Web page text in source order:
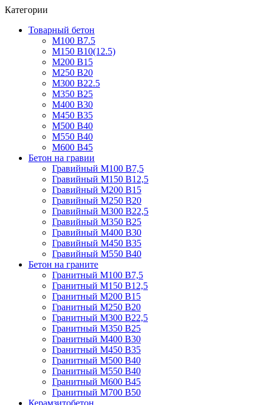
Категории
Товарный бетон
М100 В7.5
М150 В10(12.5)
М200 В15
М250 В20
М300 В22.5
М350 В25
М400 В30
М450 В35
М500 В40
М550 В40
М600 В45
Бетон на гравии
Гравийный М100 В7,5
Гравийный М150 В12,5
Гравийный М200 В15
Гравийный М250 В20
Гравийный М300 В22,5
Гравийный М350 В25
Гравийный М400 В30
Гравийный М450 В35
Гравийный М550 В40
Бетон на граните
Гранитный М100 В7,5
Гранитный М150 В12,5
Гранитный М200 В15
Гранитный М250 В20
Гранитный М300 В22,5
Гранитный М350 В25
Гранитный М400 В30
Гранитный М450 В35
Гранитный М500 В40
Гранитный М550 В40
Гранитный М600 В45
Гранитный М700 В50
Керамзитобетон